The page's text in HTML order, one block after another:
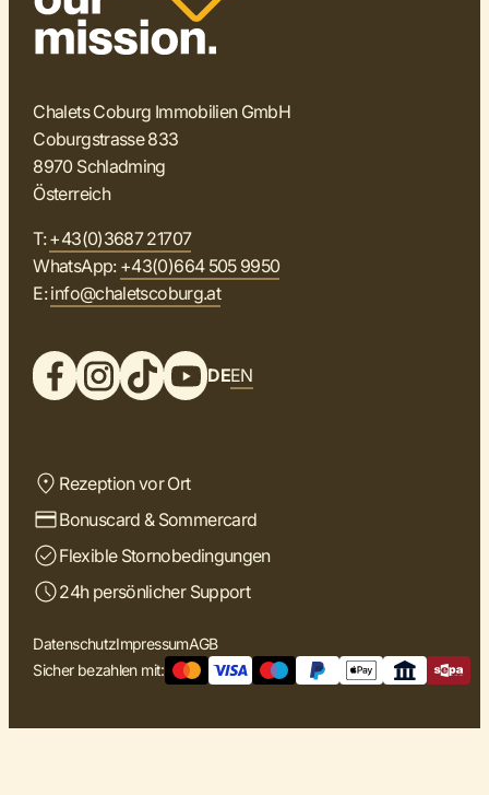
Chalets Coburg Immobilien GmbH
Coburgstrasse 833
8970 Schladming
Österreich
T:+43(0)3687 21707
WhatsApp: +43(0)664 505 9950
E:info@chaletscoburg.at
DEEN
Rezeption vor Ort
Bonuscard & Sommercard
Flexible Stornobedingungen
24h persönlicher Support
DatenschutzImpressumAGB
Sicher bezahlen mit: